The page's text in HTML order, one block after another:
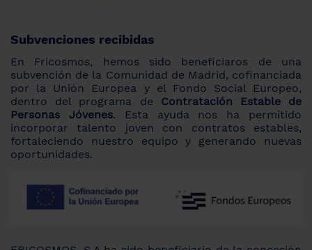
Subvenciones recibidas
En Fricosmos, hemos sido beneficiaros de una
subvención de la Comunidad de Madrid, cofinanciada
por la Unión Europea y el Fondo Social Europeo,
dentro del programa de Contratación Estable de
Personas Jóvenes. Esta ayuda nos ha permitido
incorporar talento joven con contratos estables,
fortaleciendo nuestro equipo y generando nuevas
oportunidades.